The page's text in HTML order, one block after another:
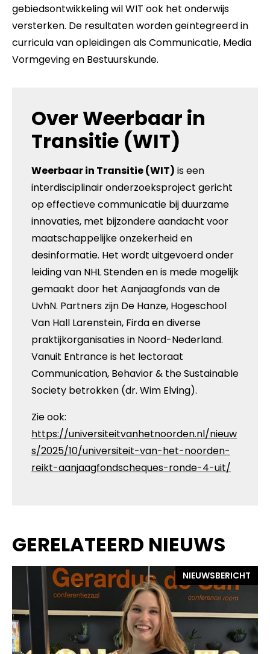
gebiedsontwikkeling wil WIT ook het onderwijs
versterken. De resultaten worden geïntegreerd in
curricula van opleidingen als Communicatie, Media
Vormgeving en Bestuurskunde.
Over Weerbaar in
Transitie (WIT)
Weerbaar in Transitie (WIT) is een
interdisciplinair onderzoeksproject gericht
op effectieve communicatie bij duurzame
innovaties, met bijzondere aandacht voor
maatschappelijke onzekerheid en
desinformatie. Het wordt uitgevoerd onder
leiding van NHL Stenden en is mede mogelijk
gemaakt door het Aanjaagfonds van de
UvhN. Partners zijn De Hanze, Hogeschool
Van Hall Larenstein, Firda en diverse
praktijkorganisaties in Noord-Nederland.
Vanuit Entrance is het lectoraat
Communication, Behavior & the Sustainable
Society betrokken (dr. Wim Elving).
Zie ook:
https://universiteitvanhetnoorden.nl/nieuw
s/2025/10/universiteit-van-het-noorden-
reikt-aanjaagfondscheques-ronde-4-uit/
GERELATEERD NIEUWS
NIEUWSBERICHT